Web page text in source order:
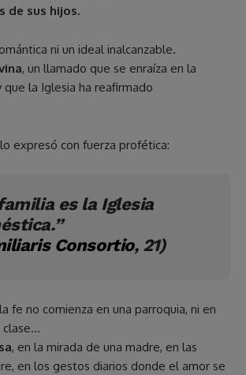
de sus hijos.
ni un ideal inalcanzable.
, un llamado que se enraíza en la
que la Iglesia ha reafirmado
lo expresó con fuerza profética:
es la Iglesia
Consortio, 21)
fe no comienza en una parroquia, ni en
clase…
, en la mirada de una madre, en las
en los gestos diarios donde el amor se